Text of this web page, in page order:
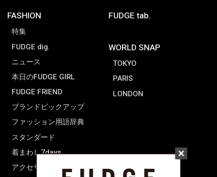
FASHION
特集
FUDGE dig.
ニュース
本日のFUDGE GIRL
FUDGE FRIEND
ブランドピックアップ
ファッション用語辞典
スタンダード
着まわし7days
アクセサリー
FUDGE tab.
WORLD SNAP
TOKYO
PARIS
LONDON